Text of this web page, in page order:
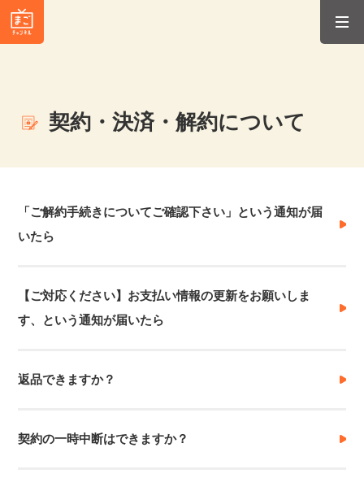
契約・決済・解約について
「ご解約手続きについてご確認下さい」という通知が届
いたら
【ご対応ください】お支払い情報の更新をお願いしま
す、という通知が届いたら
返品できますか？
契約の一時中断はできますか？